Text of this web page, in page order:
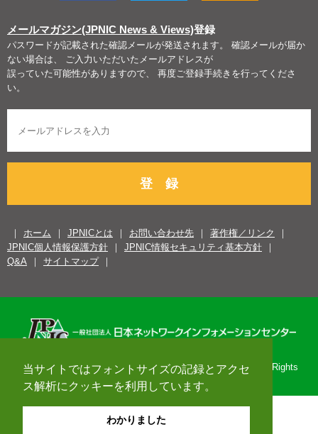
当サイトではフォントサイズの記録とアクセ
ス解析にクッキーを利用しています。
わかりました
メールマガジン(JPNIC News & Views)登録
パスワードが記載された確認メールが発送されます。 確認メールが届か
ない場合は、 ご入力いただいたメールアドレスが
誤っていた可能性がありますので、 再度ご登録手続きを行ってくださ
い。
登 録
ホーム JPNICとは お問い合わせ先
著作権／リンク
JPNIC個人情報保護方針
JPNIC情報セキュリティ基本方針
Q&A
サイトマップ
Copyright© 1996-2026 Japan Network Information Center. All Rights
Reserved.